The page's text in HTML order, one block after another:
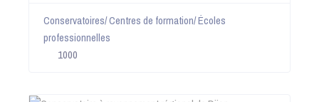
Conservatoires/ Centres de formation/ Écoles
professionnelles
1000